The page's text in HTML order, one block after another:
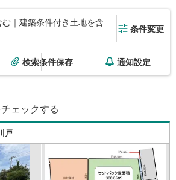
｜建築条件付き土地を含
条件変更
検索条件保存 通知設定
ェックする
戸